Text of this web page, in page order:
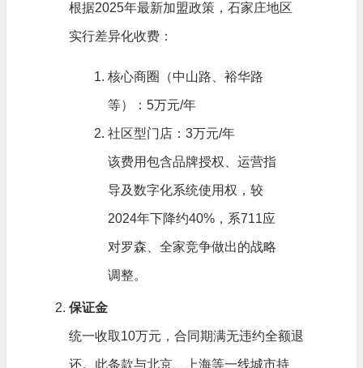
根据2025年最新加盟政策，石家庄地区
实行差异化收费：
核心商圈（中山路、裕华路
等）：5万元/年
社区型门店：3万元/年
该费用包含品牌授权、运营指
导及数字化系统使用权，较
2024年下降约40%，系711应
对罗森、全家竞争做出的战略
调整。
保证金
统一收取10万元，合同期满无违约全额退
还。此条款与北京、上海等一线城市持